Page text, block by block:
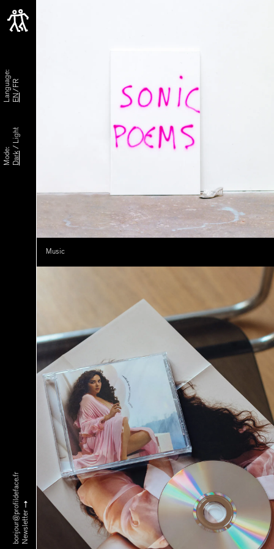
Mode: Dark
/
Light
Language: EN
FR
bonjour@profildeface.frNewsletter
Music